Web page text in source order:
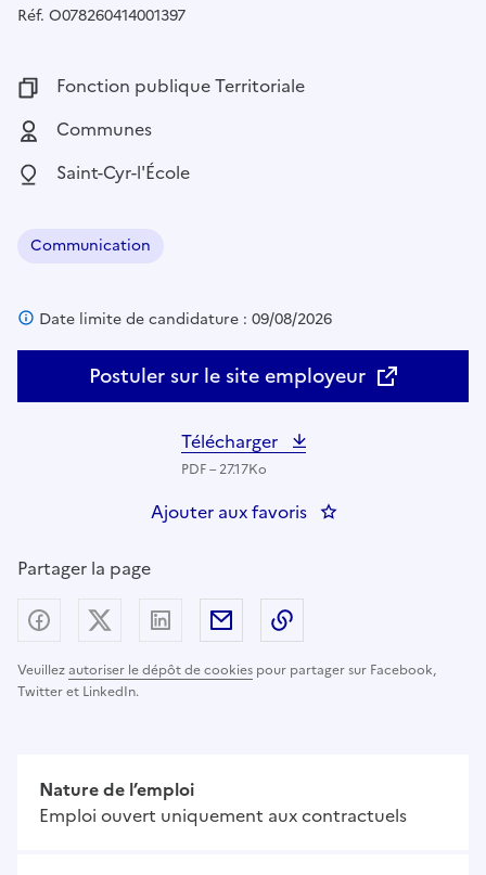
Réf. Référence :
O078260414001397
Fonction publique :
Fonction publique Territoriale
Employeur :
Communes
Localisation :
Saint-Cyr-l'École
Domaine :
Communication
Postuler sur le site employeur
Date limite de candidature : 09/08/2026
Télécharger
PDF – 27.17Ko
Ajouter aux favoris : Responsable du
Partager la page
Veuillezautoriser le dépôt de cookies pour partager sur Facebook,
Twitter et LinkedIn.
Partager sur Facebook
Partager sur X (anciennement Twitter) -
Partager sur LinkedIn
Partager par email
Nature de l’emploi
Emploi ouvert uniquement aux contractuels